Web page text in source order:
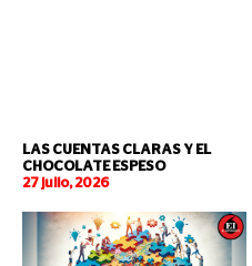
LAS CUENTAS CLARAS Y EL
CHOCOLATE ESPESO
27 julio, 2026